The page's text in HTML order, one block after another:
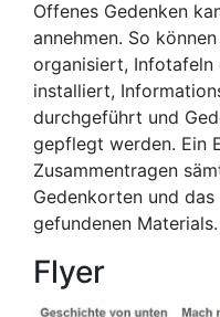
Offenes Gedenken
annehmen. So
organisiert, Infotafeln
installiert,
durchgeführt und
gepflegt werden. Ein
Zusammentragen
Gedenkorten und
gefundenen Materials.
Flyer